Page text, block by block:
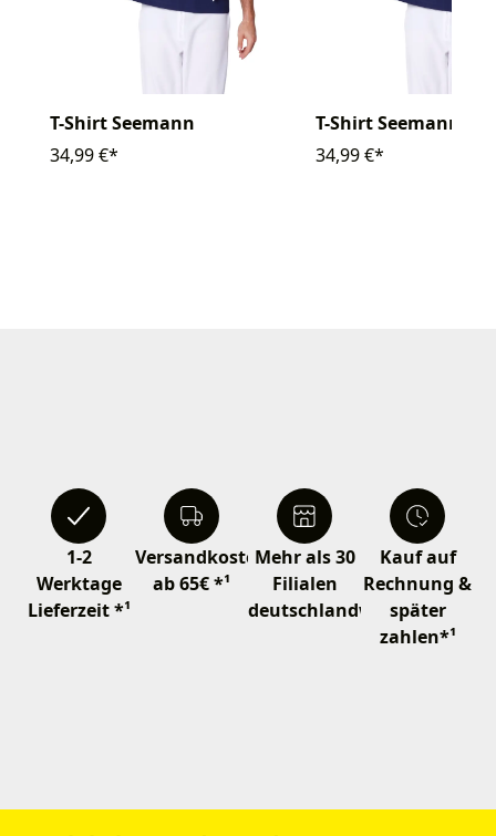
T-Shirt Seemann
34,99 €*
T-Shirt Seemann
34,99 €*
1-2
Werktage
Lieferzeit *¹
Versandkostenfrei
ab 65€ *¹
Mehr als 30
Filialen
deutschlandweit
Kauf auf
Rechnung &
später
zahlen*¹